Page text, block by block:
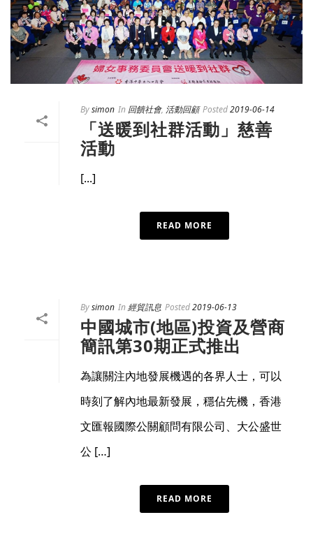
Bysimon In 回饋社會, 活動回顧 Posted2019-06-14
「送暖到社群活動」慈善
活動
[...]
READ MORE
Bysimon In經貿訊息 Posted2019-06-13
中國城市(地區)投資及營商
簡訊第30期正式推出
為讓關注內地發展機遇的各界人士，可以
時刻了解內地最新發展，穩佔先機，香港
文匯報國際公關顧問有限公司、大公盛世
公 […]
READ MORE